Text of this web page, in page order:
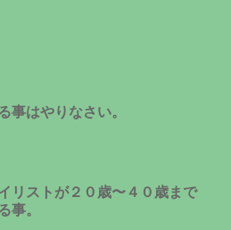
事はやりなさい。
リストが２０歳〜４０歳まで
事。